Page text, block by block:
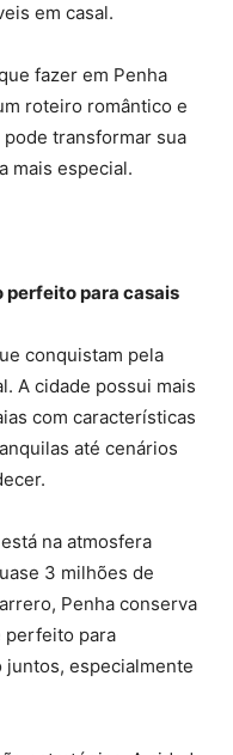
em casal.
fazer em Penha
roteiro romântico e
pode transformar sua
mais especial.
perfeito para casais
conquistam pela
A cidade possui mais
com características
até cenários
na atmosfera
3 milhões de
Penha conserva
perfeito para
especialmente